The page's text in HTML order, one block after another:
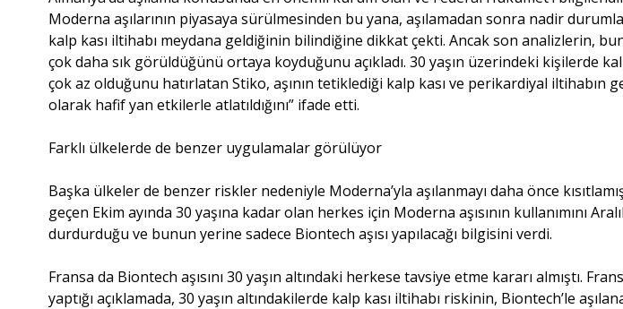
Moderna aşılarının piyasaya sürülmesinden bu yana, aşılamadan sonra nadir
kalp kası iltihabı meydana geldiğinin bilindiğine dikkat çekti. Ancak son analizlerin,
çok daha sık görüldüğünü ortaya koyduğunu açıkladı. 30 yaşın üzerindeki kişilerde
çok az olduğunu hatırlatan Stiko, aşının tetiklediği kalp kası ve perikardiyal iltihabın
olarak hafif yan etkilerle atlatıldığını” ifade etti.
Farklı ülkelerde de benzer uygulamalar görülüyor
Başka ülkeler de benzer riskler nedeniyle Moderna’yla aşılanmayı daha önce
geçen Ekim ayında 30 yaşına kadar olan herkes için Moderna aşısının kullanımını
durdurduğu ve bunun yerine sadece Biontech aşısı yapılacağı bilgisini verdi.
Fransa da Biontech aşısını 30 yaşın altındaki herkese tavsiye etme kararı almıştı.
yaptığı açıklamada, 30 yaşın altındakilerde kalp kası iltihabı riskinin, Biontech’le